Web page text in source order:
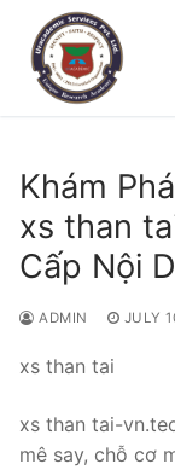
content
Khám
xs than
Cấp Nội
ADMIN JULY
xs than tai
xs than tai-
mê say, chỗ cơ